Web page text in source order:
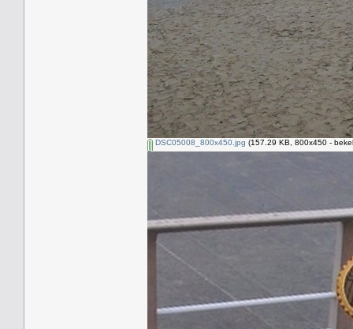
DSC05008_800x450.jpg (157.29 KB, 800x450 -